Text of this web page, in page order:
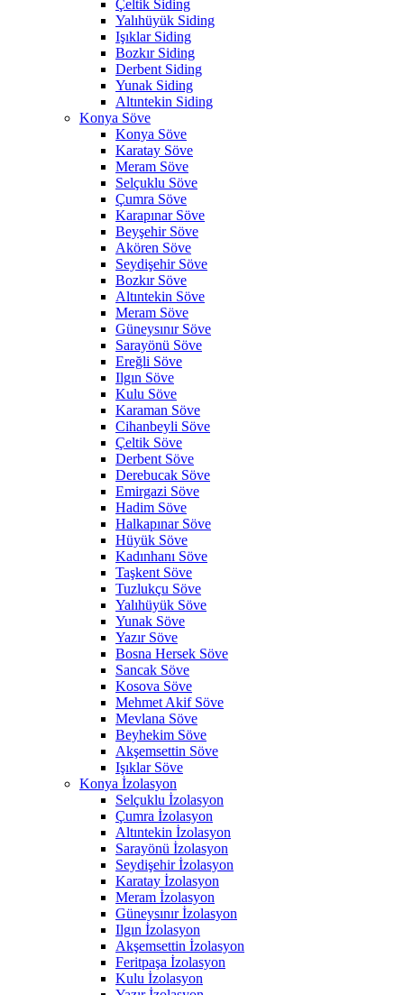
Çeltik Siding
Yalıhüyük Siding
Işıklar Siding
Bozkır Siding
Derbent Siding
Yunak Siding
Altıntekin Siding
Konya Söve
Konya Söve
Karatay Söve
Meram Söve
Selçuklu Söve
Çumra Söve
Karapınar Söve
Beyşehir Söve
Akören Söve
Seydişehir Söve
Bozkır Söve
Altıntekin Söve
Meram Söve
Güneysınır Söve
Sarayönü Söve
Ereğli Söve
Ilgın Söve
Kulu Söve
Karaman Söve
Cihanbeyli Söve
Çeltik Söve
Derbent Söve
Derebucak Söve
Emirgazi Söve
Hadim Söve
Halkapınar Söve
Hüyük Söve
Kadınhanı Söve
Taşkent Söve
Tuzlukçu Söve
Yalıhüyük Söve
Yunak Söve
Yazır Söve
Bosna Hersek Söve
Sancak Söve
Kosova Söve
Mehmet Akif Söve
Mevlana Söve
Beyhekim Söve
Akşemsettin Söve
Işıklar Söve
Konya İzolasyon
Selçuklu İzolasyon
Çumra İzolasyon
Altıntekin İzolasyon
Sarayönü İzolasyon
Seydişehir İzolasyon
Karatay İzolasyon
Meram İzolasyon
Güneysınır İzolasyon
Ilgın İzolasyon
Akşemsettin İzolasyon
Feritpaşa İzolasyon
Kulu İzolasyon